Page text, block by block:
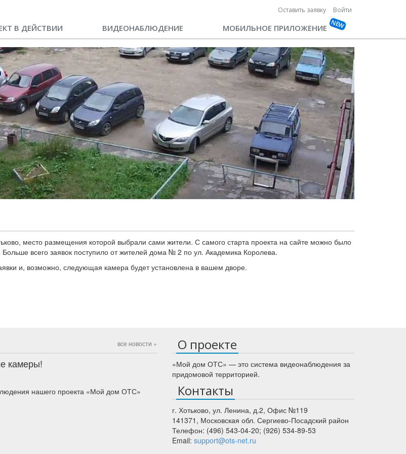
Оставить заявку Войти
В ДЕЙСТВИИ ВИДЕОНАБЛЮДЕНИЕ МОБИЛЬНОЕ ПРИЛОЖЕНИЕ
место размещения которой выбрали сами жители. С самого старта проекта на сайте можно было
всего заявок поступило от жителей дома № 2 по ул. Академика Королева.
и, возможно, следующая камера будет установлена в вашем дворе.
все новости »
камеры!
нашего проекта «Мой дом ОТС»
О проекте
«Мой дом ОТС» — это система видеонаблюдения за
придомовой территорией.
Контакты
г. Хотьково, ул. Ленина, д.2, Офис №119
141371 , Московская обл. Сергиево-Посадский район
Телефон: (496) 543-04-20; (926) 534-89-53
Email: support@ots-net.ru